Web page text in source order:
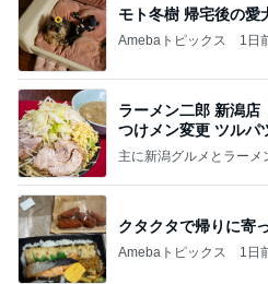
モト冬樹 帰宅後の愛
Amebaトピックス 1日
ラーメン二郎 新潟店
つけメン変更 ツルパ
主に新潟グルメとラーメ
クタクタで帰りに寄
Amebaトピックス 1日